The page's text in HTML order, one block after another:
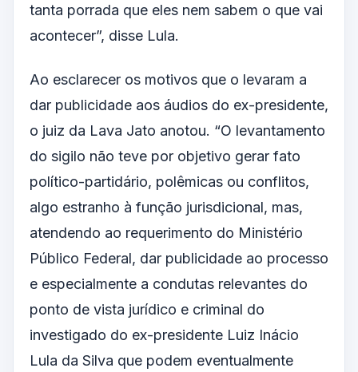
tanta porrada que eles nem sabem o que vai
acontecer”, disse Lula.
Ao esclarecer os motivos que o levaram a
dar publicidade aos áudios do ex-presidente,
o juiz da Lava Jato anotou. “O levantamento
do sigilo não teve por objetivo gerar fato
político-partidário, polêmicas ou conflitos,
algo estranho à função jurisdicional, mas,
atendendo ao requerimento do Ministério
Público Federal, dar publicidade ao processo
e especialmente a condutas relevantes do
ponto de vista jurídico e criminal do
investigado do ex-presidente Luiz Inácio
Lula da Silva que podem eventualmente